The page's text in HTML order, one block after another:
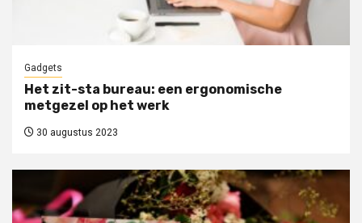
Gadgets
Het zit-sta bureau: een ergonomische
metgezel op het werk
30 augustus 2023